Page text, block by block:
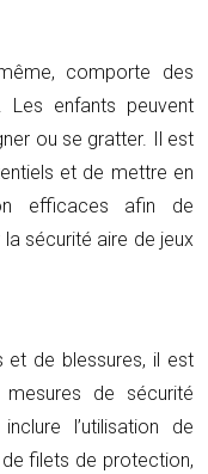
comporte des
enfants peuvent
ou se gratter. Il est
et de mettre en
efficaces afin de
sécurité aire de jeux
et de blessures, il est
de sécurité
l’utilisation de
de filets de protection,